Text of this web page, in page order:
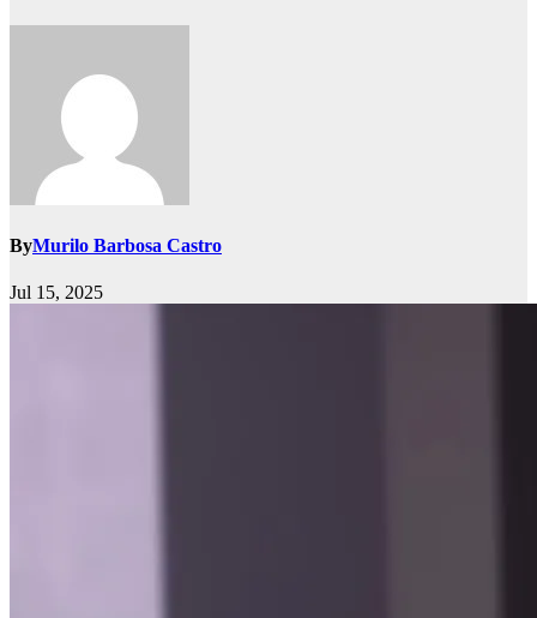
ByMurilo Barbosa Castro
Jul 15, 2025